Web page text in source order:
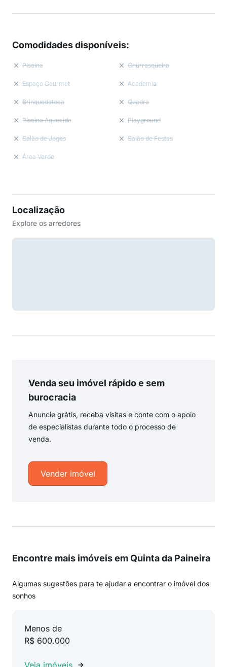
Comodidades disponíveis:
Piscina Churrasqueira
Espaço Gourmet Academia
Brinquedoteca Quadra
Piscina Aquecida Playground
Salão de Jogos Salão de Festas
Área Verde
Localização
Explore os arredores
Venda seu imóvel rápido e sem
burocracia
Anuncie grátis, receba visitas e conte com o apoio
de especialistas durante todo o processo de
venda.
Vender imóvel
Encontre mais imóveis em Quinta da Paineira
Algumas sugestões para te ajudar a encontrar o imóvel dos
sonhos
Menos de
R$ 600.000
Veja imóveis